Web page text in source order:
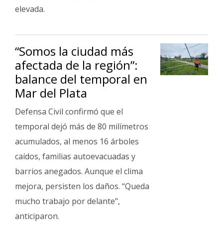
elevada.
“Somos la ciudad más
afectada de la región”:
balance del temporal en
Mar del Plata
Defensa Civil confirmó que el
temporal dejó más de 80 milímetros
acumulados, al menos 16 árboles
caídos, familias autoevacuadas y
barrios anegados. Aunque el clima
mejora, persisten los daños. “Queda
mucho trabajo por delante",
anticiparon.